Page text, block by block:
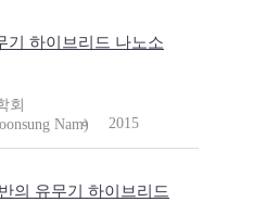
기 하이브리드 나노소
회
Nam)
2015
의 유무기 하이브리드